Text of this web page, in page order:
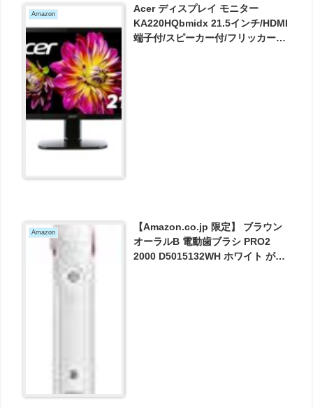
Amazon
Acer ディスプレイ モニター
KA220HQbmidx 21.5インチ/HDMI
端子付/スピーカー付/フリッカーフ
Amazon
【Amazon.co.jp 限定】 ブラウン
オーラルB 電動歯ブラシ PRO2
2000 D5015132WH ホワイト が